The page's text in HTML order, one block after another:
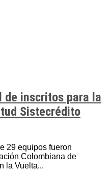
de inscritos para la
Sistecrédito
29 equipos fueron
Colombiana de
la Vuelta...